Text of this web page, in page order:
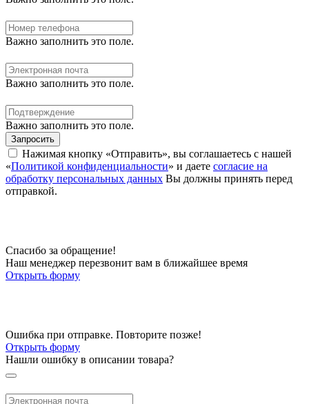
Важно заполнить это поле.
Важно заполнить это поле.
Важно заполнить это поле.
Запросить
Нажимая кнопку «Отправить», вы соглашаетесь с нашей
«Политикой конфиденциальности» и даете согласие на
обработку персональных данных Вы должны принять перед
отправкой.
Спасибо за обращение!
Наш менеджер перезвонит вам в ближайшее время
Открыть форму
Ошибка при отправке. Повторите позже!
Открыть форму
Нашли ошибку в описании товара?